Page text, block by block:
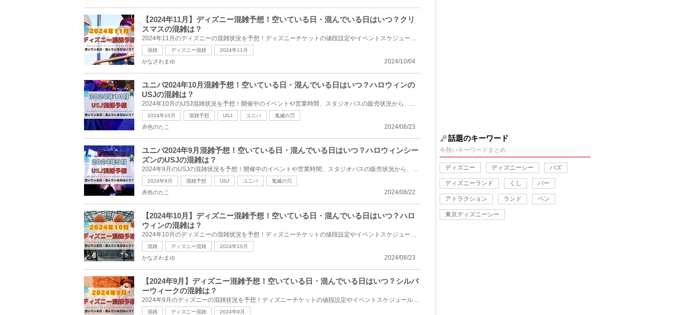
【2024年11月】ディズニー混雑予想！空いている日・混んでいる日はいつ？クリ
スマスの混雑は？
2024年11月のディズニーの混雑状況を予想！ディズニーチケットの値段設定やイベントスケジュールをもと...
混雑 ディズニー混雑 2024年11月
2024/10/04
かなざわまゆ
ユニバ2024年10月混雑予想！空いている日・混んでいる日はいつ？ハロウィンの
USJの混雑は？
2024年10月のUSJ混雑状況を予想！開催中のイベントや営業時間、スタジオパスの販売状況から、混雑してい...
2024年10月 混雑予想 USJ ユニバ 鬼滅の刃
2024/08/23
赤色のたこ
ユニバ2024年9月混雑予想！空いている日・混んでいる日はいつ？ハロウィンシー
ズンのUSJの混雑は？
2024年9月のUSJの混雑状況を予想！開催中のイベントや営業時間、スタジオパスの販売状況から、混雑して...
2024年9月 混雑予想 USJ ユニバ 鬼滅の刃
2024/08/22
赤色のたこ
【2024年10月】ディズニー混雑予想！空いている日・混んでいる日はいつ？ハロ
ウィンの混雑は？
2024年10月のディズニーの混雑状況を予想！ディズニーチケットの値段設定やイベントスケジュールをもと...
混雑 ディズニー混雑 2024年10月
2024/08/23
かなざわまゆ
【2024年9月】ディズニー混雑予想！空いている日・混んでいる日はいつ？シルバ
ーウィークの混雑は？
2024年9月のディズニーの混雑状況を予想！ディズニーチケットの値段設定やイベントスケジュールをもとに...
混雑 ディズニー混雑 2024年9月
話題のキーワード
今熱いキーワードまとめ
ディズニー ディズニーシー バズ
ディズニーランド くし バー
アトラクション ランド ペン
東京ディズニーシー